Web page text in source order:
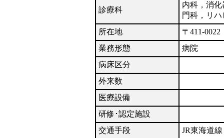
診療科
内科，消
門科，リ
所在地
〒411-
業務形態
病院
病床区分
外来数
医療設備
研修･認定施設
交通手段
JR東海道